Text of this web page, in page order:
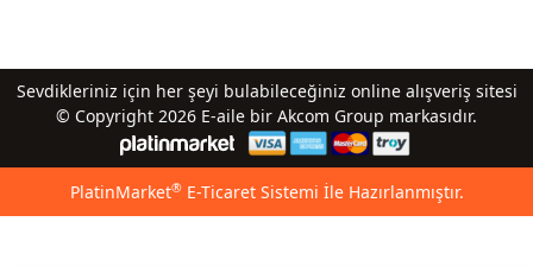
Sevdikleriniz için her şeyi bulabileceğiniz online alışveriş sitesi
© Copyright 2026 E-aile bir Akcom Group markasıdır.
PlatinMarket®E-Ticaret Sistemi İle Hazırlanmıştır.